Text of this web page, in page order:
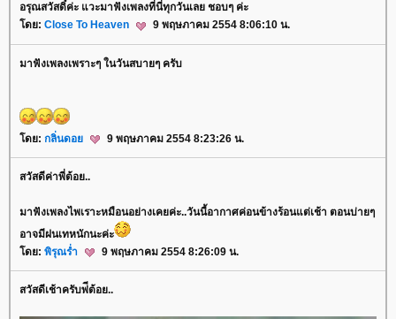
อรุณสวัสดิ์ค่ะ แวะมาฟังเพลงที่นี่ทุกวันเลย ชอบๆ ค่ะ
ดย: Close To Heaven 9 พฤษภาคม 2554 8:06:10 น.
มาฟังเพลงเพราะๆ ในวันสบายๆ ครับ
ดย: กลิ่นดอ 9 พฤษภาคม 2554 8:23:26 น.
สวัสดีค่าพี่ต้อย..
มาฟังเพลงไพเราะหมือนอย่างเคยค่ะ..วันนี้อากาศค่อนข้างร้อนแต่เช้า ตอนบ่ายๆ
อาจมีฝนเทหนักนะค่ะ
ดย: พิรุณร่ำ 9 พฤษภาคม 2554 8:26:09 น.
สวัสดีเช้าครับพ่ีต้อย..